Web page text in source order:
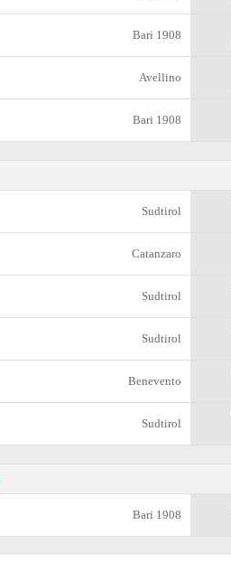
Bari 1908
Avellino
Bari 1908
Sudtirol
Catanzaro
Sudtirol
Sudtirol
Benevento
Sudtirol
Bari 1908